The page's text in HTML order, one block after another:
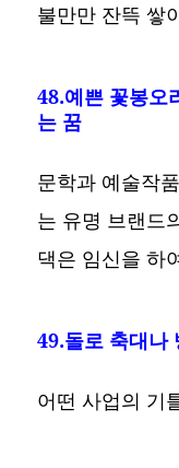
불만만 잔뜩 쌓
48.예쁜 꽃봉오
는 꿈
문학과 예술작
는 유명 브랜드
댁은 임신을 하
49.돌로 축대나
어떤 사업의 기